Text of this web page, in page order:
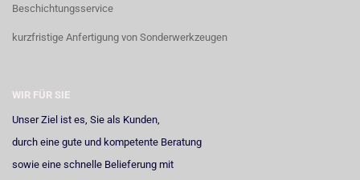
Beschichtungsservice
kurzfristige Anfertigung von Sonderwerkzeugen
WIR FÜR SIE
Unser Ziel ist es, Sie als Kunden,
durch eine gute und kompetente Beratung
sowie eine schnelle Belieferung mit